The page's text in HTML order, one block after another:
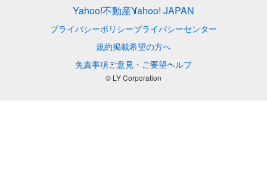
Yahoo!不動産Yahoo! JAPAN
プライバシーポリシープライバシーセンター
規約掲載希望の方へ
免責事項ご意見・ご要望ヘルプ
© LY Corporation